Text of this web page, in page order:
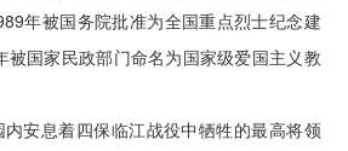
年被国务院批准为全国重点烈士纪念建
被国家民政部门命名为国家级爱国主义教
安息着四保临江战役中牺牲的最高将领